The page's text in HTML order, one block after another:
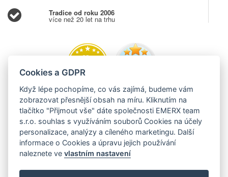
Tradice od roku 2006
více než 20 let na trhu
Cookies a GDPR
Když lépe pochopíme, co vás zajímá, budeme vám
zobrazovat přesnější obsah na míru. Kliknutím na
tlačítko "Přijmout vše" dáte společnosti EMERX team
s.r.o. souhlas s využíváním souborů Cookies na účely
personalizace, analýzy a cíleného marketingu. Další
informace o Cookies a úpravu jejich používání
naleznete vevlastním nastavení